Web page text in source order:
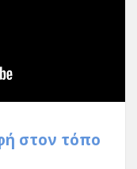
στον τόπο